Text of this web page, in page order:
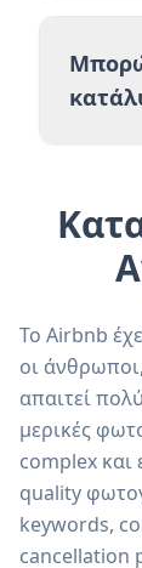
Το Airbnb
οι
απαιτεί
μερικές
complex
quality
keywords,
cancellation